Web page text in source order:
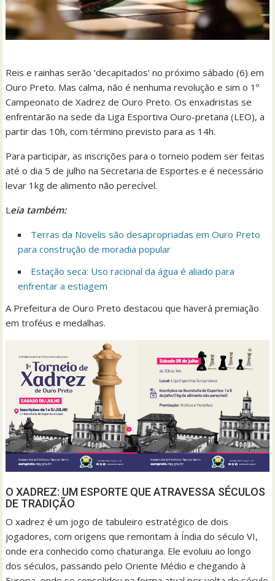
Reis e rainhas serão ‘decapitados’ no próximo sábado (6) em
Ouro Preto. Mas calma, não é nenhuma revolução e sim o 1º
Campeonato de Xadrez de Ouro Preto. Os enxadristas se
enfrentarão na sede da Liga Esportiva Ouro-pretana (LEO), a
partir das 10h, com término previsto para as 14h.
Para participar, as inscrições para o torneio podem ser feitas
até o dia 5 de julho na Secretaria de Esportes e é necessário
levar 1kg de alimento não perecível.
Leia também:
Terras da Novelis são desapropriadas em Ouro Preto
para construção de moradia popular
Estação seca: Uso racional da água é aliado para
enfrentar a estiagem
A Prefeitura de Ouro Preto destacou que haverá premiação
em troféus e medalhas.
O XADREZ: UM ESPORTE QUE ATRAVESSA SÉCULOS
DE TRADIÇÃO
O xadrez é um jogo de tabuleiro estratégico de dois
jogadores, com origens que remontam à Índia do século VI,
onde era conhecido como chaturanga. Ele evoluiu ao longo
dos séculos, passando pelo Oriente Médio e chegando à